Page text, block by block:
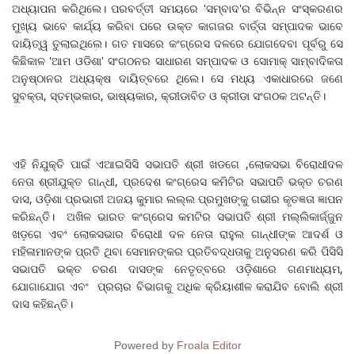
ଅଧ୍ୟାପନା କରିଥିଲେ। ପରବର୍ତ୍ତୀ ସମୟରେ 'ସମ୍ବାଦ'ର ବିଭିନ୍ନ ସଂସ୍କରଣର
ମୁଖ୍ୟ ଭାବେ କାର୍ଯ୍ୟ କରିବା ପରେ ଉକ୍ତ କାଗଜର ବାର୍ତ୍ତା ସମ୍ପାଦକ ଭାବେ
ଦାୟିତ୍ୱ ତୁଲାଇଥିଲେ। ଗତ ମାସରେ କଂଗ୍ରେସ ଦଳରେ ଯୋଗଦେବା ପୂର୍ବରୁ ସେ
କିଛିକାଳ 'ଆମ ଓଡିଶା' ସଂଗଠନର ସାଧାରଣ ସମ୍ପାଦକ ଓ ସୋମାକ୍ ସାମ୍ବାଦିକତା
ଅନୁଷ୍ଠାନର ଅଧ୍ୟକ୍ଷ ଦାୟିତ୍ବରେ ଥିଲେ। ସେ ମଧ୍ୟ ଏକାଧାରରେ ଜଣେ
ସୁବକ୍ତା, ସ୍ତମ୍ଭକାର, ଭାଷ୍ୟକାର, କ୍ରୀଡାବିତ ଓ କ୍ରୀଡା ସଂଗଠକ ଅଟନ୍ତି।
ଏହି ନିଯୁକ୍ତି ପାଇଁ ଏଆଇସିସି ସଭାପତି ଶ୍ରୀ ଖଡଗେ ,ଲୋକସଭା ବିରୋଧୀଦଳ
ନେତା ଶ୍ରୀଯୁକ୍ତ ଗାନ୍ଧୀ, ପ୍ରଦେଶ କଂଗ୍ରେସ କମିଟିର ସଭାପତି ଭକ୍ତ ଚରଣ
ଦାସ, ଓଡ଼ିଶା ପ୍ରଭାରୀ ଅଜୟ କୁମାର ଲଲ୍ଲ ପ୍ରମୁଖଙ୍କୁ ଗଭୀର କୃତଜ୍ଞତା ଜ୍ଞାପନ
କରିଛନ୍ତି। ଅଖିଳ ଭାରତ କଂଗ୍ରେସ କମଟିର ସଭାପତି ଶ୍ରୀ ମଲ୍ଲିକାର୍ଜ୍ଜୁନ
ଖଡ଼ଗେ ଏବଂ ଲୋକସଭାର ବିରୋଧୀ ଦଳ ନେତା ରାହୁଲ ଗାନ୍ଧୀଙ୍କ ଆଦର୍ଶ ଓ
ମହିଳାମାନଙ୍କ ପ୍ରତି ଥିବା ସେମାନଙ୍କର ପ୍ରତିବଦ୍ଧତାକୁ ଅନୁସରଣ କରି ପିସିସି
ସଭାପତି ଭକ୍ତ ଚରଣ ଦାସଙ୍କ ନେତୃତ୍ବରେ ଓଡ଼ିଶାରେ ଗଣମାଧ୍ୟମ,
ଯୋଗାଯୋଗ ଏବଂ ପ୍ରଚାର ବିଭାଗକୁ ଅଧିକ କ୍ରିୟାଶୀଳ କରାଯିବ ବୋଲି ଶ୍ରୀ
ଦାସ କହିଛନ୍ତି।
Powered by Froala Editor